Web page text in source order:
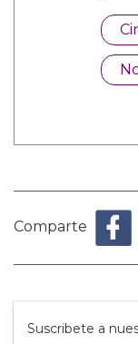
Comparte
Suscribete a